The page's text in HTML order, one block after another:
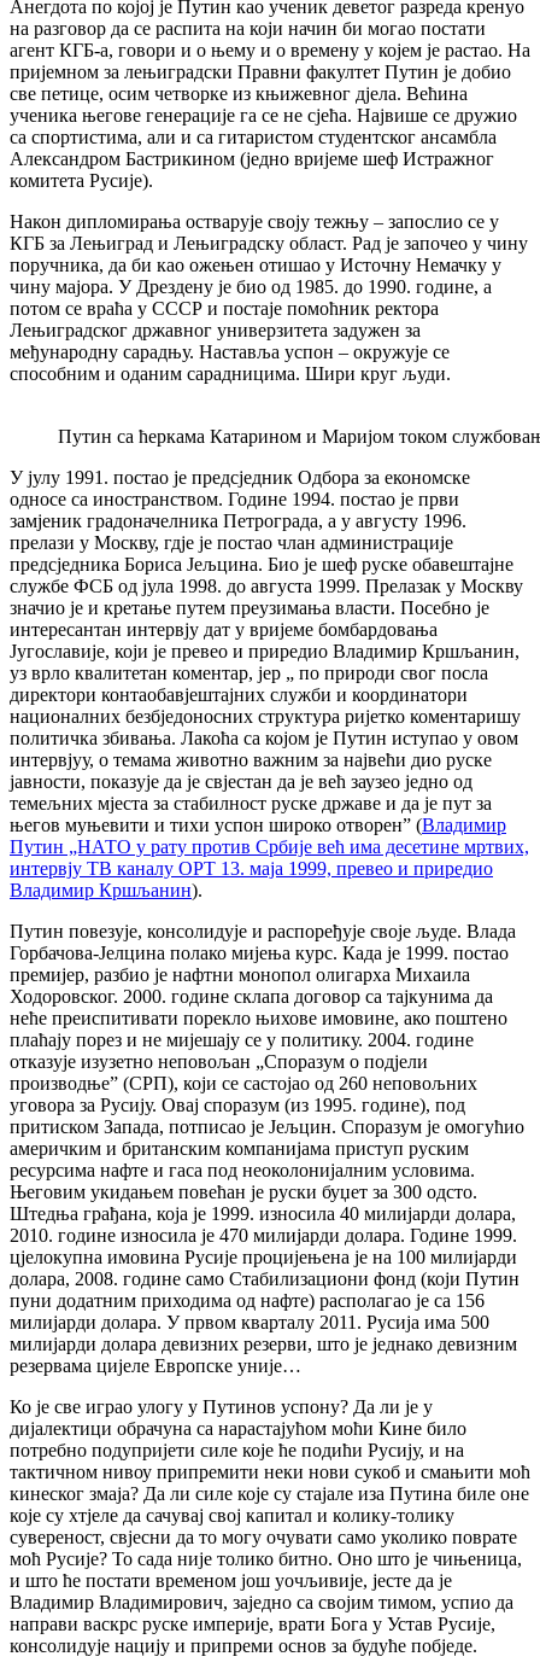
Анегдота по којој је Путин као ученик деветог разреда кренуо
на разговор да се распита на који начин би могао постати
агент КГБ-а, говори и о њему и о времену у којем је растао. На
пријемном за лењиградски Правни факултет Путин је добио
све петице, осим четворке из књижевног дјела. Већина
ученика његове генерације га се не сјећа. Највише се дружио
са спортистима, али и са гитаристом студентског ансамбла
Александром Бастрикином (једно вријеме шеф Истражног
комитета Русије).
Након дипломирања остварује своју тежњу – запослио се у
КГБ за Лењиград и Лењиградску област. Рад је започео у чину
поручника, да би као ожењен отишао у Источну Немачку у
чину мајора. У Дрездену је био од 1985. до 1990. године, а
потом се враћа у СССР и постаје помоћник ректора
Лењиградског државног универзитета задужен за
међународну сарадњу. Наставља успон – окружује се
способним и оданим сарадницима. Шири круг људи.
Путин са ћеркама Катарином и Маријом током
У јулу 1991. постао је предсједник Одбора за економске
односе са иностранством. Године 1994. постао је први
замјеник градоначелника Петрограда, а у августу 1996.
прелази у Москву, гдје је постао члан администрације
предсједника Бориса Јељцина. Био је шеф руске обавештајне
службе ФСБ од јула 1998. до августа 1999. Прелазак у Москву
значио је и кретање путем преузимања власти. Посебно је
интересантан интервју дат у вријеме бомбардовања
Југославије, који је превео и приредио Владимир Кршљанин,
уз врло квалитетан коментар, јер „ по природи свог посла
директори контаобавјештајних служби и координатори
националних безбједоносних структура ријетко коментаришу
политичка збивања. Лакоћа са којом је Путин иступао у овом
интервјуу, о темама животно важним за највећи дио руске
јавности, показује да је свјестан да је већ заузео једно од
темељних мјеста за стабилност руске државе и да је пут за
његов муњевити и тихи успон широко отворен” (Владимир
Путин „НАТО у рату против Србије већ има десетине мртвих,
интервју ТВ каналу ОРТ 13. маја 1999, превео и приредио
Владимир Кршљанин).
Путин повезује, консолидује и распоређује своје људе. Влада
Горбачова-Јелцина полако мијења курс. Када је 1999. постао
премијер, разбио је нафтни монопол олигарха Михаила
Ходоровског. 2000. године склапа договор са тајкунима да
неће преиспитивати порекло њихове имовине, ако поштено
плаћају порез и не мијешају се у политику. 2004. године
отказује изузетно неповољан „Споразум о подјели
производње” (СРП), који се састојао од 260 неповољних
уговора за Русију. Овај споразум (из 1995. године), под
притиском Запада, потписао је Јељцин. Споразум је омогућио
америчким и британским компанијама приступ руским
ресурсима нафте и гаса под неоколонијалним условима.
Његовим укидањем повећан је руски буџет за 300 одсто.
Штедња грађана, која је 1999. износила 40 милијарди долара,
2010. године износила је 470 милијарди долара. Године 1999.
цјелокупна имовина Русије процијењена је на 100 милијарди
долара, 2008. године само Стабилизациони фонд (који Путин
пуни додатним приходима од нафте) располагао је са 156
милијарди долара. У првом кварталу 2011. Русија има 500
милијарди долара девизних резерви, што је једнако девизним
резервама цијеле Европске уније…
Ко је све играо улогу у Путинов успону? Да ли је у
дијалектици обрачуна са нарастајућом моћи Кине било
потребно подупријети силе које ће подићи Русију, и на
тактичном нивоу припремити неки нови сукоб и смањити моћ
кинеског змаја? Да ли силе које су стајале иза Путина биле оне
које су хтјеле да сачувај свој капитал и колику-толику
сувереност, свјесни да то могу очувати само уколико поврате
моћ Русије? То сада није толико битно. Оно што је чињеница,
и што ће постати временом још уочљивије, јесте да је
Владимир Владимирович, заједно са својим тимом, успио да
направи васкрс руске империје, врати Бога у Устав Русије,
консолидује нацију и припреми основ за будуће побједе.